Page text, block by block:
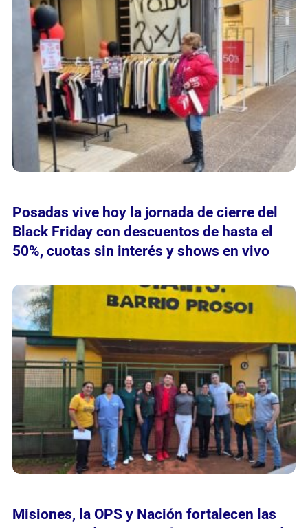
Posadas vive hoy la jornada de cierre del
Black Friday con descuentos de hasta el
50%, cuotas sin interés y shows en vivo
Misiones, la OPS y Nación fortalecen las